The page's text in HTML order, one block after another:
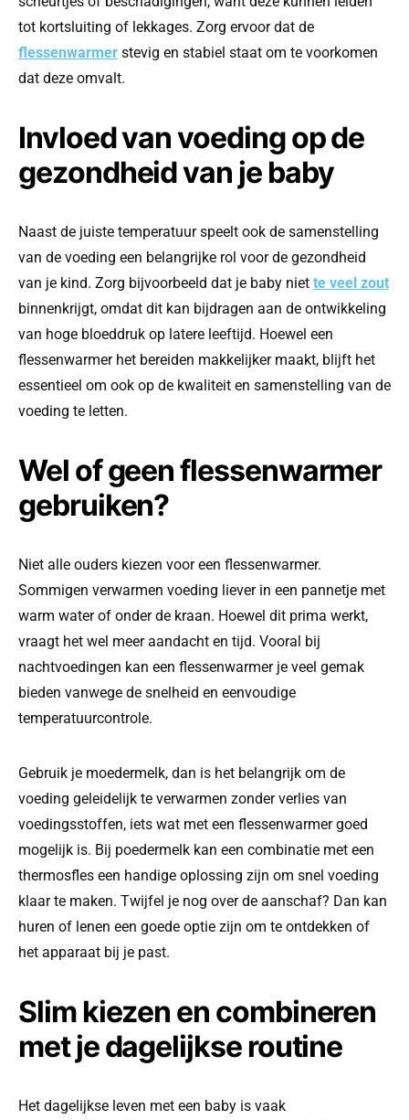
tot kortsluiting of lekkages. Zorg ervoor dat de
flessenwarmer stevig en stabiel staat om te voorkomen
dat deze omvalt.
Invloed van voeding op de
gezondheid van je baby
Naast de juiste temperatuur speelt ook de samenstelling
van de voeding een belangrijke rol voor de gezondheid
van je kind. Zorg bijvoorbeeld dat je baby niet te veel zout
binnenkrijgt, omdat dit kan bijdragen aan de ontwikkeling
van hoge bloeddruk op latere leeftijd. Hoewel een
flessenwarmer het bereiden makkelijker maakt, blijft het
essentieel om ook op de kwaliteit en samenstelling van de
voeding te letten.
Wel of geen flessenwarmer
gebruiken?
Niet alle ouders kiezen voor een flessenwarmer.
Sommigen verwarmen voeding liever in een pannetje met
warm water of onder de kraan. Hoewel dit prima werkt,
vraagt het wel meer aandacht en tijd. Vooral bij
nachtvoedingen kan een flessenwarmer je veel gemak
bieden vanwege de snelheid en eenvoudige
temperatuurcontrole.
Gebruik je moedermelk, dan is het belangrijk om de
voeding geleidelijk te verwarmen zonder verlies van
voedingsstoffen, iets wat met een flessenwarmer goed
mogelijk is. Bij poedermelk kan een combinatie met een
thermosfles een handige oplossing zijn om snel voeding
klaar te maken. Twijfel je nog over de aanschaf? Dan kan
huren of lenen een goede optie zijn om te ontdekken of
het apparaat bij je past.
Slim kiezen en combineren
met je dagelijkse routine
Het dagelijkse leven met een baby is vaak